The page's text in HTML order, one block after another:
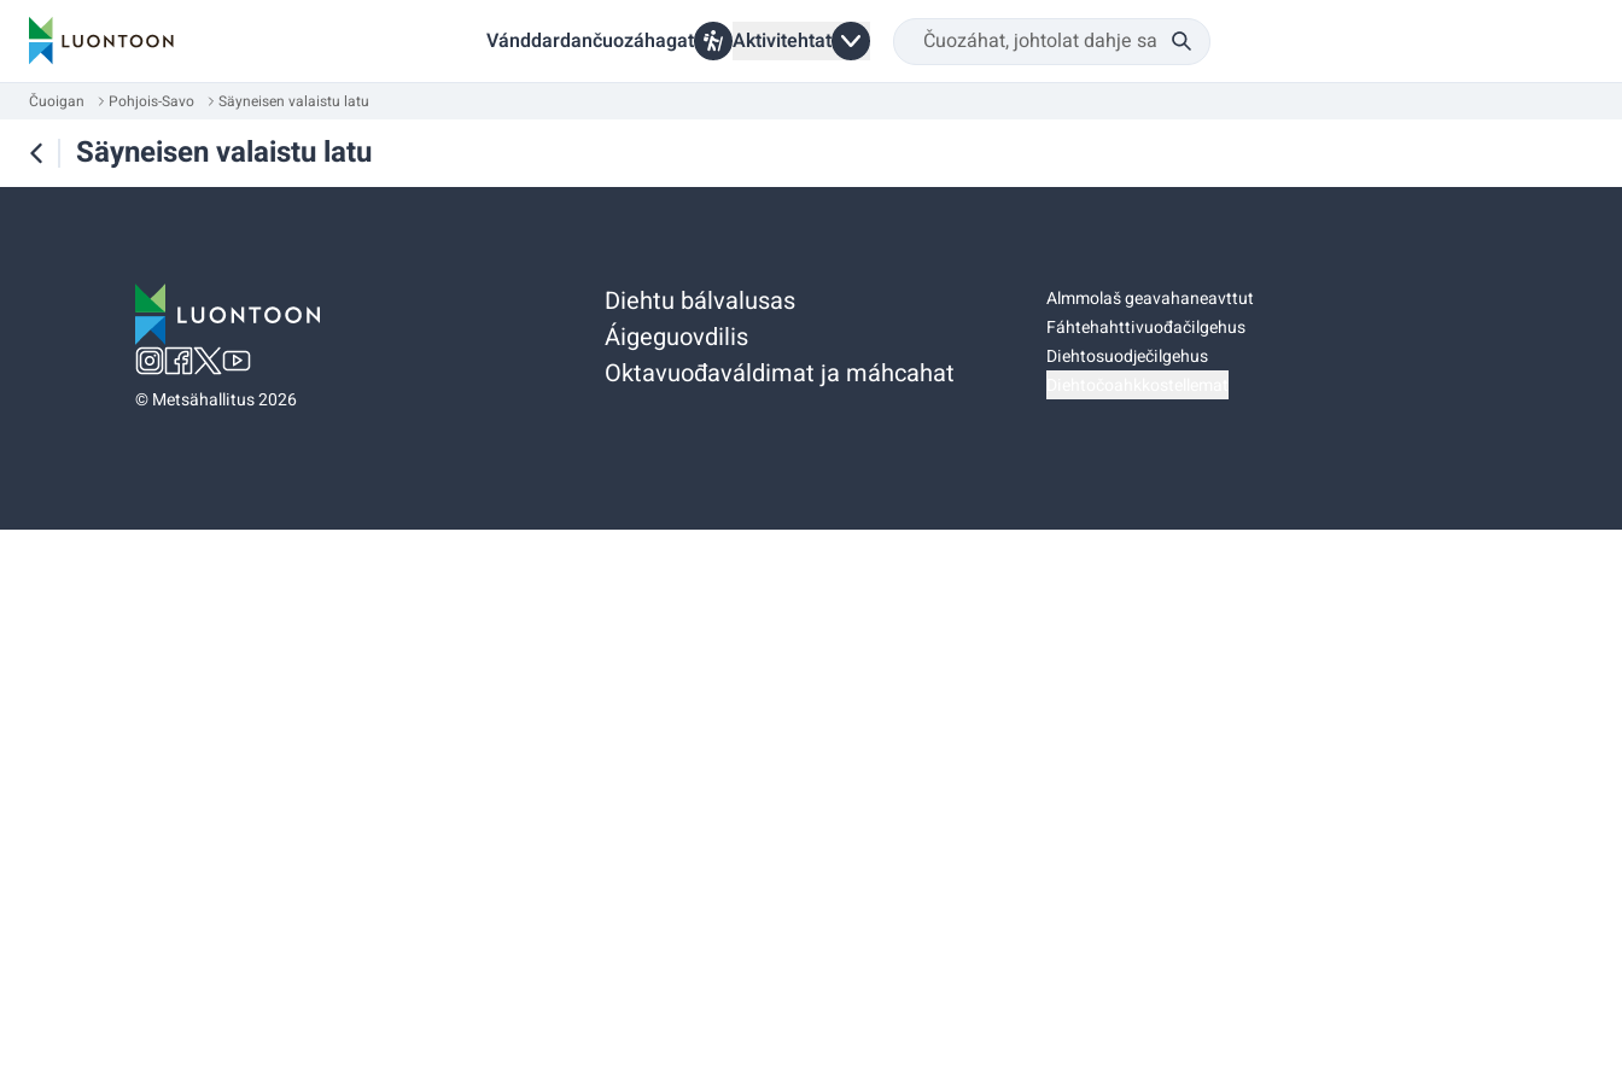
Vánddardančuozáhagat Aktivitehtat
Čuoigan Pohjois-Savo Säyneisen valaistu latu
Säyneisen valaistu latu
©Metsähallitus 2026
Diehtu bálvalusas
Áigeguovdilis
Oktavuođaváldimat ja máhcahat
Almmolaš geavahaneavttut
Fáhtehahttivuođačilgehus
Diehtosuodječilgehus